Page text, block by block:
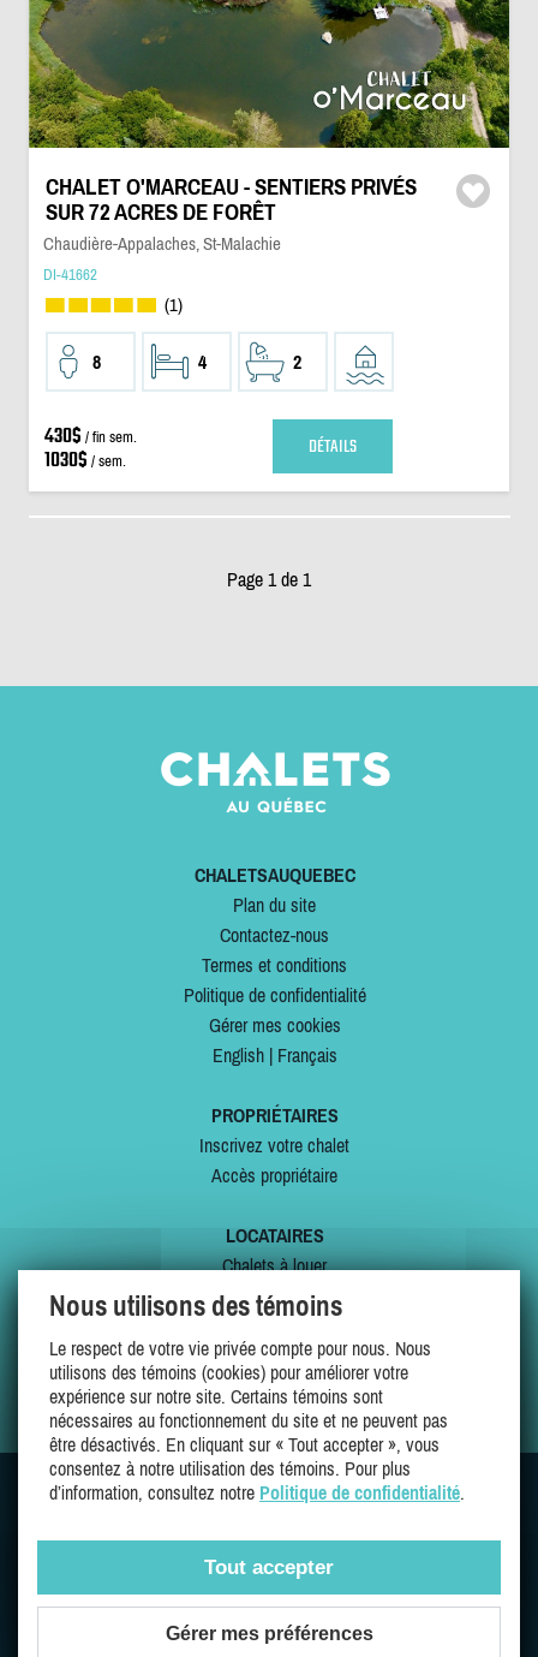
CHALET O'MARCEAU - SENTIERS PRIVÉS
SUR 72 ACRES DE FORÊT
Chaudière-Appalaches, St-Malachie
DI-41662
(1)
8 4 2
430$ / fin sem.
1030$ / sem. DÉTAILS
Page 1 de 1
CHALETSAUQUEBEC
Plan du site
Contactez-nous
Termes et conditions
Politique de confidentialité
Gérer mes cookies
English| Français
PROPRIÉTAIRES
Inscrivez votre chalet
Accès propriétaire
LOCATAIRES
Chalets à louer
Chalets à vendre
Offres spéciales
Mes favoris
SUIVEZ-NOUS SUR
Une entreprise 100% québécoise et fière de l'être
Nous utilisons des témoins
Le respect de votre vie privée compte pour nous. Nous
utilisons des témoins (cookies) pour améliorer votre
expérience sur notre site. Certains témoins sont
nécessaires au fonctionnement du site et ne peuvent pas
être désactivés. En cliquant sur « Tout accepter », vous
consentez à notre utilisation des témoins. Pour plus
d’information, consultez notre Politique de confidentialité.
Tout accepter
Gérer mes préférences